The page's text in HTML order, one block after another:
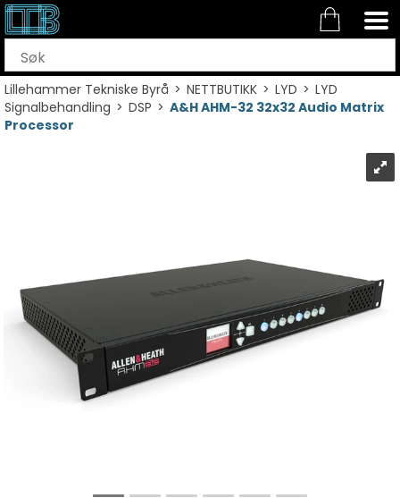
Lillehammer Tekniske Byrå>NETTBUTIKK>LYD>LYD
Signalbehandling>DSP>A&H AHM-32 32x32 Audio Matrix
Processor